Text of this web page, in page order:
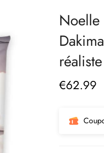
Noelle
réaliste
Prix
€62.99